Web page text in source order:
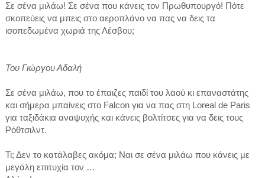
Σε σένα μιλάω! Σε σένα που κάνεις τον Πρωθυπουργό! Πότε
σκοπεύεις να μπεις στο αεροπλάνο να πας να δεις τα
ισοπεδωμένα χωριά της Λέσβου;
Του Γιώργου Αδαλή
Σε σένα μιλάω, που το έπαιζες παιδί του λαού κι επαναστάτης
και σήμερα μπαίνεις στο Falcon για να πας στη Loreal de Paris
για ταξιδάκια αναψυχής και κάνεις βολτίτσες για να δεις τους
Ρόθτσιλντ.
Τι; Δεν το κατάλαβες ακόμα; Ναι σε σένα μιλάω που κάνεις με
μεγάλη επιτυχία τον …